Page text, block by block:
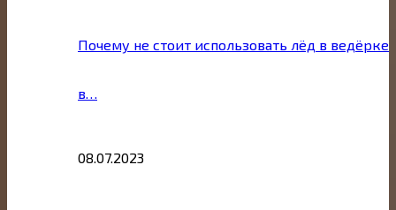
Почему не стоит использовать лёд в ведёрке
в…
08.07.2023